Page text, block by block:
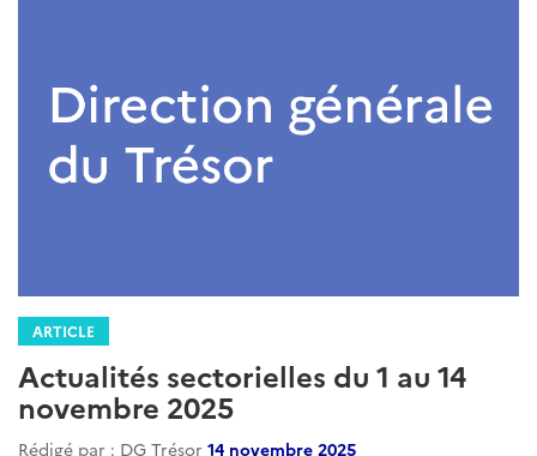
ARTICLE
Actualités sectorielles du 1 au 14
novembre 2025
Rédigé par : DG Trésor 14 novembre 2025